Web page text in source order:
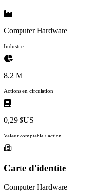
Computer Hardware
Industrie
8.2 M
Actions en circulation
0,29 $US
Valeur comptable / action
Carte d'identité
Computer Hardware